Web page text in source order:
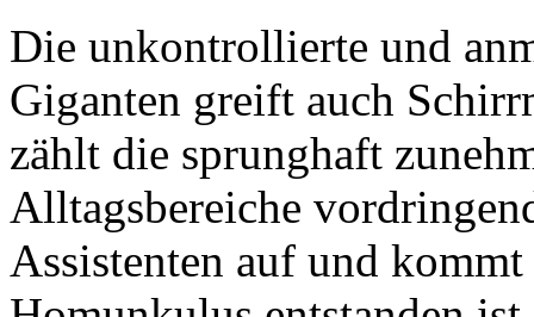
Die unkontrollierte und
Giganten greift auch
zählt die sprunghaft
Alltagsbereiche
Assistenten auf und kommt